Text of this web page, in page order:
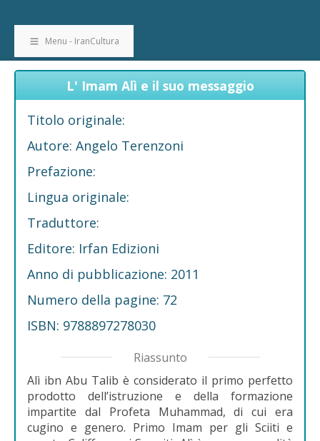
Menu - IranCultura
L' Imam Alì e il suo messaggio
Titolo originale:
Autore: Angelo Terenzoni
Prefazione:
Lingua originale:
Traduttore:
Editore: Irfan Edizioni
Anno di pubblicazione: 2011
Numero della pagine: 72
ISBN: 9788897278030
Riassunto
Alì ibn Abu Talib è considerato il primo perfetto
prodotto dell’istruzione e della formazione
impartite dal Profeta Muhammad, di cui era
cugino e genero. Primo Imam per gli Sciiti e